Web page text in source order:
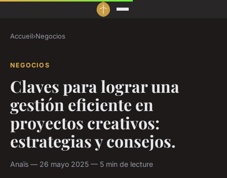
Accueil›Negocios
NEGOCIOS
Claves para lograr una
gestión eficiente en
proyectos creativos:
estrategias y consejos.
Anaïs — 26 mayo 2025 — 5 min de lecture